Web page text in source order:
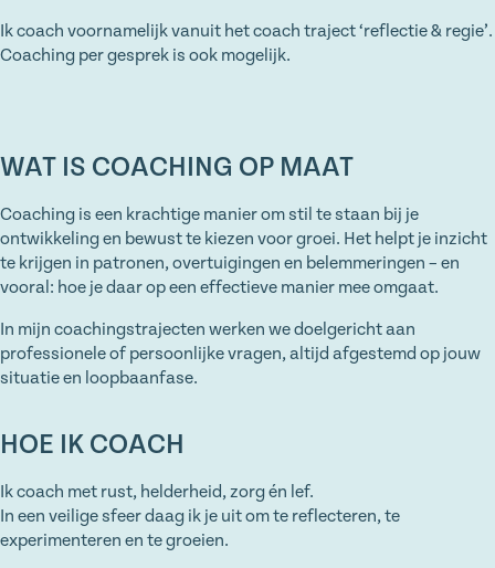
Ik coach voornamelijk vanuit het coach traject ‘reflectie & regie’.
Coaching per gesprek is ook mogelijk.
WAT IS COACHING OP MAAT
Coaching is een krachtige manier om stil te staan bij je
ontwikkeling en bewust te kiezen voor groei. Het helpt je inzicht
te krijgen in patronen, overtuigingen en belemmeringen – en
vooral: hoe je daar op een effectieve manier mee omgaat.
In mijn coachingstrajecten werken we doelgericht aan
professionele of persoonlijke vragen, altijd afgestemd op jouw
situatie en loopbaanfase.
HOE IK COACH
Ik coach met rust, helderheid, zorg én lef.
In een veilige sfeer daag ik je uit om te reflecteren, te
experimenteren en te groeien.